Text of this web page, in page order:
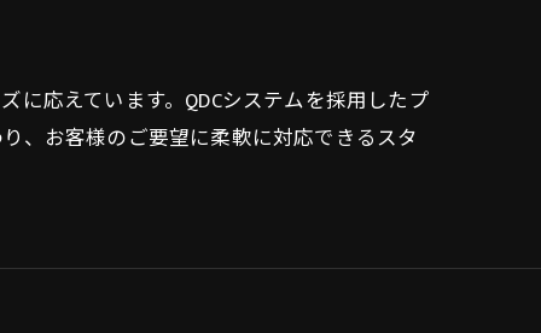
応えています。QDCシステムを採用したプ
、お客様のご要望に柔軟に対応できるスタ